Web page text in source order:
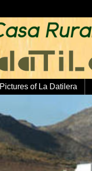
Pictures of La Datilera